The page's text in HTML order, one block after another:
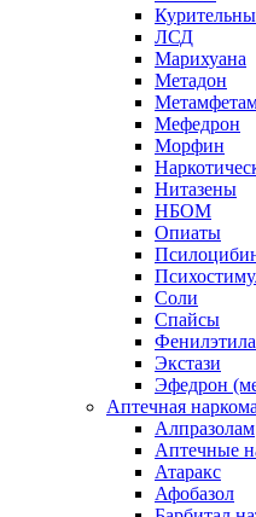
ЛСД
Марихуана
Метадон
Мефедрон
Морфин
Нитазены
НБОМ
Опиаты
Соли
Спайсы
Экстази
Эфедрон
Аптечная
Алпразолам
Аптечные
Атаракс
Афобазол